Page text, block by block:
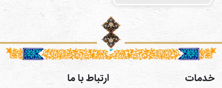
خدمات ارتباط با ما